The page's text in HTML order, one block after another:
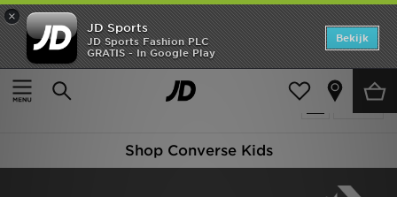
×
JD Sports
JD Sports Fashion PLC
GRATIS - In Google Play
Bekijk
Thuis
Kids
Producten 43
Shop Converse Kids
Home
Offers